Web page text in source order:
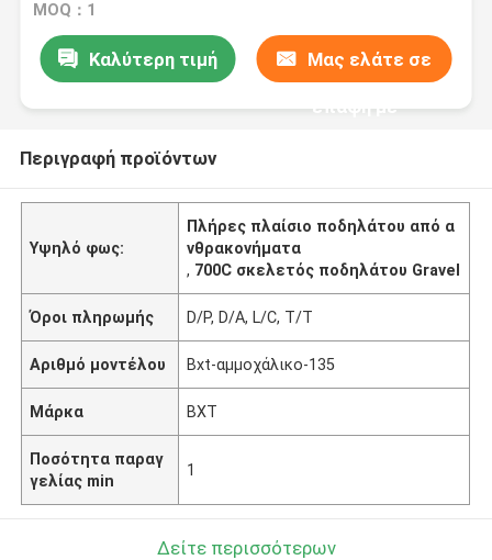
MOQ：1
Καλύτερη τιμή Μας ελάτε σε
επαφή με
Περιγραφή προϊόντων
Υψηλό φως:
Πλήρες πλαίσιο ποδηλάτου από α
νθρακονήματα
, 700C σκελετός ποδηλάτου Gravel
Όροι πληρωμής D/P, D/A, L/C, T/T
Αριθμό μοντέλου Bxt-αμμοχάλικο-135
Μάρκα BXT
Ποσότητα παραγ
γελίας min
1
Δείτε περισσότερων